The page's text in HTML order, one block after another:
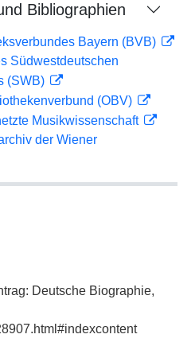
Bibliographien
Bayern (BVB)
Südwestdeutschen
(SWB)
(OBV)
Musikwissenschaft
der Wiener
Deutsche Biographie,